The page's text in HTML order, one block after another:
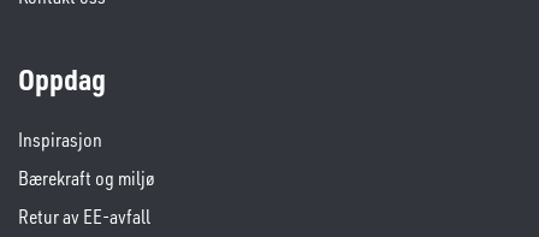
Oppdag
Inspirasjon
Bærekraft og miljø
Retur av EE-avfall